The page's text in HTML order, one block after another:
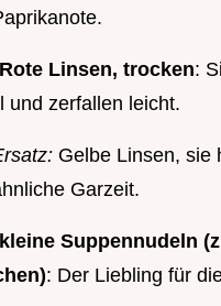
Linsen, trocken:
und zerfallen leicht.
Gelbe Linsen, sie
Garzeit.
Suppennudeln
: Der Liebling für